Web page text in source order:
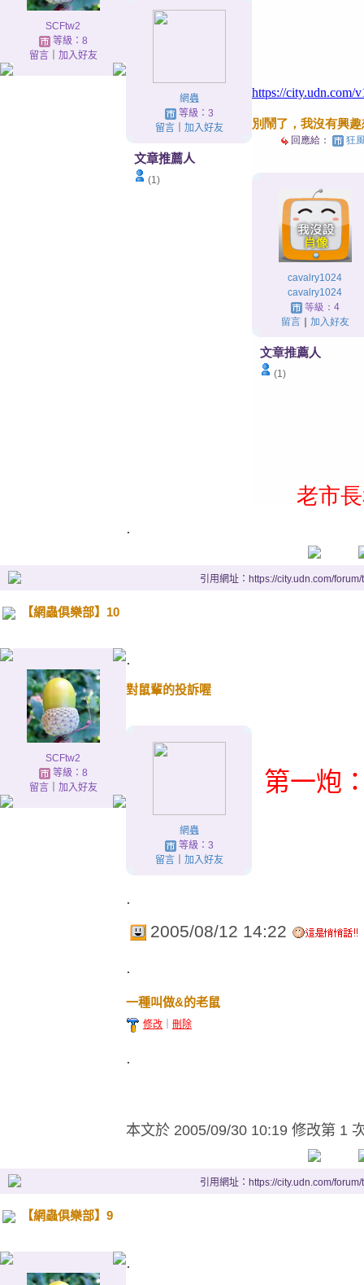
SCFtw2
等級：8
留言｜ 加入好友
網蟲
等級：3
留言｜ 加入好友
文章推薦人
(1)
https://city.udn.com/
別鬧了，我沒有興
回應給： 狂
cavalry1024
cavalry1024
等級：4
留言｜ 加入好友
文章推薦人
(1)
老市
.
引用網址：https://city.udn.com/
【網蟲俱樂部】10
SCFtw2
等級：8
留言｜ 加入好友
.
對鼠輩的投訴喔
網蟲
等級：3
留言｜ 加入好友
第一炮
.
2005/08/12 14:22
.
一種叫做&的老鼠
修改 刪除
.
本文於 2005/09/30 10:19 修改第 1
引用網址：https://city.udn.com/
【網蟲俱樂部】9
.